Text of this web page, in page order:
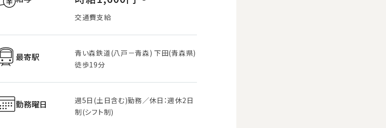
交通費支給
最寄駅
青い森鉄道(八戸－青森) 下田(青森県)
徒歩19分
勤務曜日
週5日(土日含む)勤務／休日：週休2日
制(シフト制)